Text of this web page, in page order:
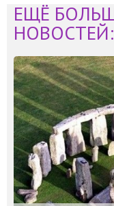
ЕЩЁ
НОВОСТЕЙ: